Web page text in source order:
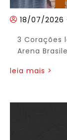
18/07/2026
3 Corações
Arena
leia mais >